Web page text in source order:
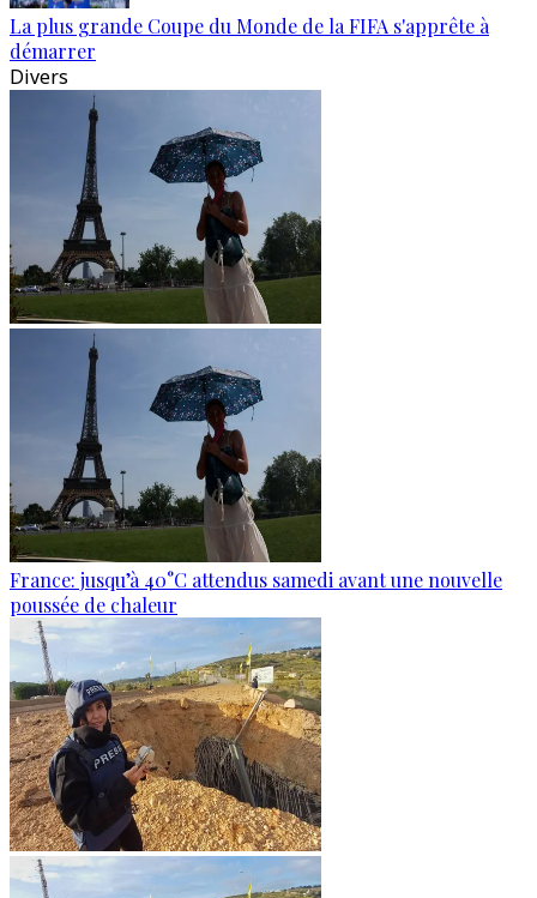
La plus grande Coupe du Monde de la FIFA s'apprête à
démarrer
Divers
France: jusqu’à 40°C attendus samedi avant une nouvelle
poussée de chaleur